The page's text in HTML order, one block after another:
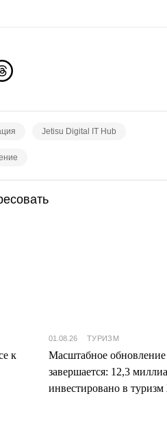
Jetisu Digital IT Hub
к
01.08.26 ТУРИЗМ
Масштабное
завершается: 12,3
инвестировано в туризм